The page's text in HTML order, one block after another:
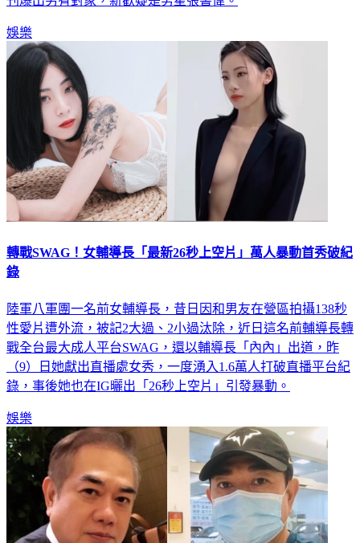
娛樂
轉戰SWAG！女輔導長「最新26秒上空片」萬人暴動首秀破紀
錄
陸軍八軍團一名前女輔導長，昔日因和男友在營區拍攝138秒
性愛片遭外流，被記2大過、2小過汰除，近日這名前輔導長轉
戰全台最大成人平台SWAG，還以輔導長「內內」出道，昨
（9）日她獻出直播處女秀，一度湧入1.6萬人打破直播平台紀
錄，事後她也在IG曬出「26秒上空片」引發暴動。
娛樂